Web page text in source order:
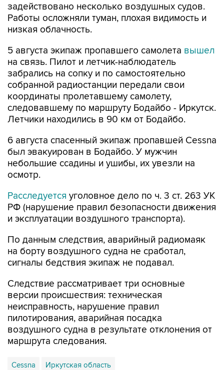
задействовано несколько воздушных судов.
Работы осложняли туман, плохая видимость и
низкая облачность.
5 августа экипаж пропавшего самолета вышел
на связь. Пилот и летчик-наблюдатель
забрались на сопку и по самостоятельно
собранной радиостанции передали свои
координаты пролетавшему самолету,
следовавшему по маршруту Бодайбо - Иркутск.
Летчики находились в 90 км от Бодайбо.
6 августа спасенный экипаж пропавшей Cessna
был эвакуирован в Бодайбо. У мужчин
небольшие ссадины и ушибы, их увезли на
осмотр.
Расследуется уголовное дело по ч. 3 ст. 263 УК
РФ (нарушение правил безопасности движения
и эксплуатации воздушного транспорта).
По данным следствия, аварийный радиомаяк
на борту воздушного судна не сработал,
сигналы бедствия экипаж не подавал.
Следствие рассматривает три основные
версии происшествия: техническая
неисправность, нарушение правил
пилотирования, аварийная посадка
воздушного судна в результате отклонения от
маршрута следования.
Cessna Иркутская область